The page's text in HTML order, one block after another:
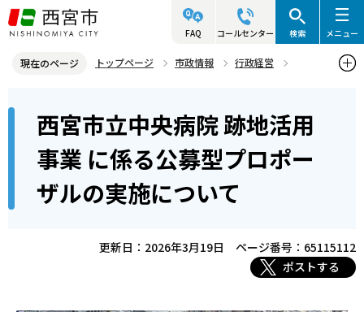
こ
の
ジ
す
FAQ コールセンター 検索 メニュー
現在のページ トップページ 市政情報
行政経営
西宮市立中央病院 跡地活用事業 に係る公募型プロポーザルの実施に
ついて
ら
西宮市立中央病院 跡地活用
事業 に係る公募型プロポー
ザルの実施について
更新日：2026年3月19日
ページ番号：65115112
ポストする